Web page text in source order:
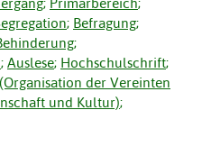
; Befragung;
;
; Auslese; Hochschulschrift;
(Organisation der Vereinten
und Kultur);